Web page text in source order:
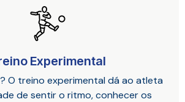
Experimental
O treino experimental dá ao atleta
de sentir o ritmo, conhecer os